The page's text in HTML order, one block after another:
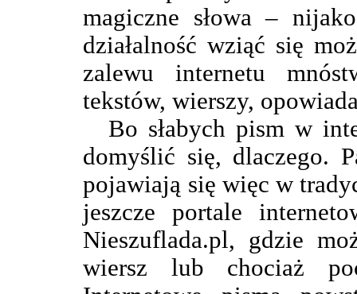
magiczne słowa –
działalność wziąć się
zalewu internetu
tekstów, wierszy,
Bo słabych pism w
domyślić się, dlaczego.
pojawiają się więc w
jeszcze portale
Nieszuflada.pl, gdzie
wiersz lub chociaż